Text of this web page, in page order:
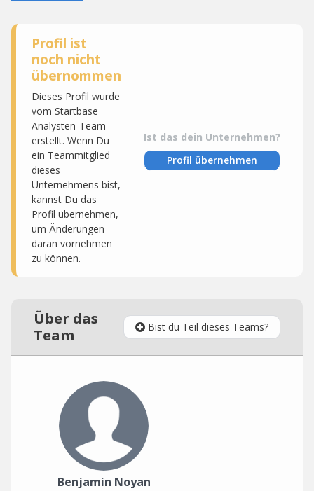
Profil ist
noch nicht
übernommen
Dieses Profil wurde
vom Startbase
Analysten-Team
erstellt. Wenn Du
ein Teammitglied
dieses
Unternehmens bist,
kannst Du das
Profil übernehmen,
um Änderungen
daran vornehmen
zu können.
Ist das dein Unternehmen?
Profil übernehmen
Über das
Team
Bist du Teil dieses Teams?
Benjamin Noyan